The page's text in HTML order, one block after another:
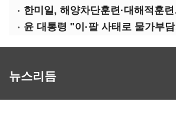
뉴스리듬